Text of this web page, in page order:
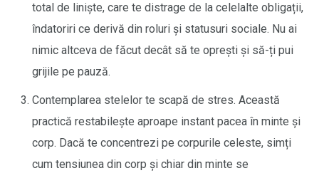
total de liniște, care te distrage de la celelalte obligații,
îndatoriri ce derivă din roluri și statusuri sociale. Nu ai
nimic altceva de făcut decât să te oprești și să-ți pui
grijile pe pauză.
Contemplarea stelelor te scapă de stres. Această
practică restabilește aproape instant pacea în minte și
corp. Dacă te concentrezi pe corpurile celeste, simți
cum tensiunea din corp și chiar din minte se